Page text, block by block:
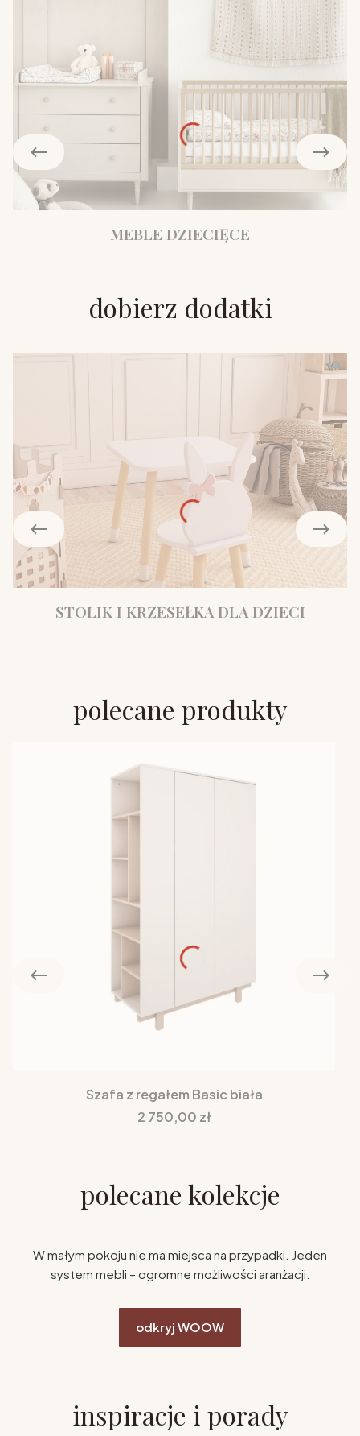
MEBLE DZIECIĘCE
dobierz dodatki
STOLIK I KRZESEŁKA DLA DZIECI
polecane produkty
Szafa z regałem Basic biała
Cena
2 750,00 zł
polecane kolekcje
W małym pokoju nie ma miejsca na przypadki. Jeden
system mebli – ogromne możliwości aranżacji.
odkryj WOOW
inspiracje i porady